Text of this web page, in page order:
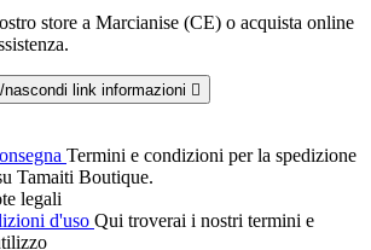
store a Marcianise (CE) o acquista online
nascondi link informazioni 
Termini e condizioni per la spedizione
Tamaiti Boutique.
legali
d'uso Qui troverai i nostri termini e